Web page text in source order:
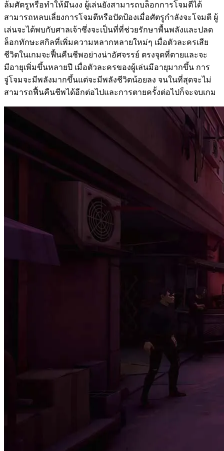
ล้มศัตรูหรือทำให้มึนงง ผู้เล่นยังสามารถบล็อกการโจมตีได้
สามารถหลบเลี่ยงการโจมตีหรือปัดป้องเมื่อศัตรูกำลังจะโจมตี ผู้
เล่นจะได้พบกับศาลเจ้าซึ่งจะเป็นที่ที่ช่วยรักษาพื้นพลังและปลด
ล็อกทักษะสกิลที่เพิ่มความหลากหลายใหม่ๆ เมื่อตัวละครเสีย
ชีวิตในเกมจะฟื้นคืนชีพอย่างน่าอัศจรรย์ ตรงจุดที่ตายและจะ
มีอายุเพิ่มขึ้นหลายปี เมื่อตัวละครของผู้เล่นมีอายุมากขึ้น การ
จู่โจมจะมีพลังมากขึ้นแต่จะมีพลังชีวิตน้อยลง จนในที่สุดจะไม่
สามารถฟื้นคืนชีพได้อีกต่อไปและการตายครั้งต่อไปก็จะจบเกม